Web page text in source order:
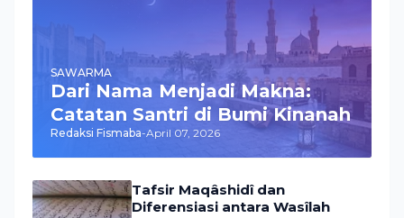
SAWARMA
Dari Nama Menjadi Makna:
Catatan Santri di Bumi Kinanah
Redaksi Fismaba-April 07, 2026
Tafsir Maqâshidî dan
Diferensiasi antara Wasîlah